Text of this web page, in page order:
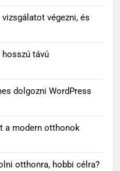
végezni, és
távú
dolgozni WordPress
a modern otthonok
otthonra, hobbi célra?
még mindig nem
közlekedési